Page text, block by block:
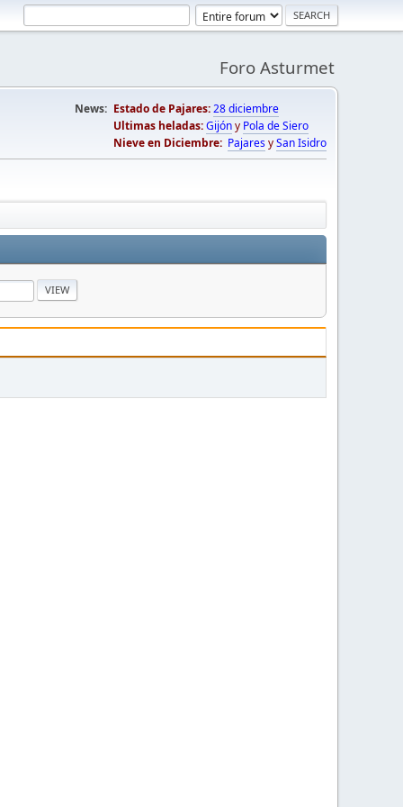
Foro Asturmet
News: Estado de Pajares:28 diciembre
Ultimas heladas:Gijóny Pola de Siero
Nieve en Diciembre: PajaresySan Isidro